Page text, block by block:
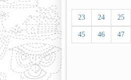
23 24 25
45 46 47